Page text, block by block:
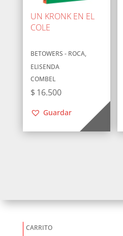
UN KRONK EN EL
COLE
BETOWERS - ROCA,
ELISENDA
COMBEL
$ 16.500
Guardar
CARRITO